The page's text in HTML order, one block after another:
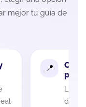
mejor tu guía de
La
de